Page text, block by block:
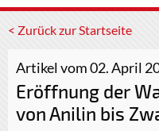
< Zurück zur Startseite
Artikel vom 02. April
Eröffnung der
von Anilin bis